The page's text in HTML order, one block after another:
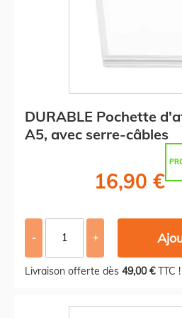
DURABLE Pochette
A5, avec serre-câbles
16,90 €
- +
Livraison offerte dès 49,00 €TTC !